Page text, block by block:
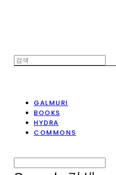
GALMURI
BOOKS
HYDRA
COMMONS